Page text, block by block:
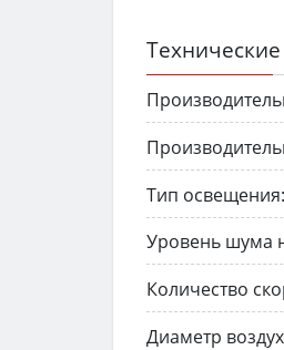
Тип освещения:
Уровень шума
Количество
Диаметр